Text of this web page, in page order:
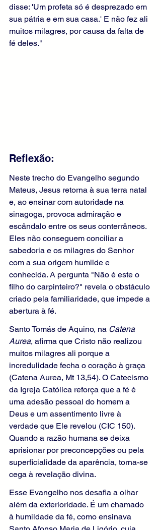
disse: 'Um profeta só é desprezado em
sua pátria e em sua casa.' E não fez ali
muitos milagres, por causa da falta de
fé deles."
Reflexão:
Neste trecho do Evangelho segundo
Mateus, Jesus retorna à sua terra natal
e, ao ensinar com autoridade na
sinagoga, provoca admiração e
escândalo entre os seus conterrâneos.
Eles não conseguem conciliar a
sabedoria e os milagres do Senhor
com a sua origem humilde e
conhecida. A pergunta "Não é este o
filho do carpinteiro?" revela o obstáculo
criado pela familiaridade, que impede a
abertura à fé.
Santo Tomás de Aquino, na Catena
Aurea, afirma que Cristo não realizou
muitos milagres ali porque a
incredulidade fecha o coração à graça
(Catena Aurea, Mt 13,54). O Catecismo
da Igreja Católica reforça que a fé é
uma adesão pessoal do homem a
Deus e um assentimento livre à
verdade que Ele revelou (CIC 150).
Quando a razão humana se deixa
aprisionar por preconcepções ou pela
superficialidade da aparência, torna-se
cega à revelação divina.
Esse Evangelho nos desafia a olhar
além da exterioridade. É um chamado
à humildade da fé, como ensinava